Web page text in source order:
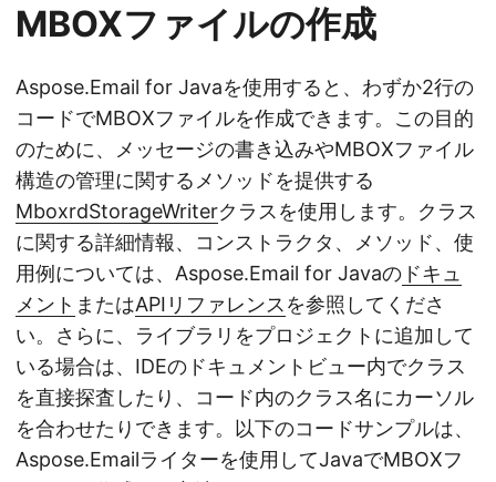
MBOXファイルの作成
Aspose.Email for Javaを使用すると、わずか2行の
コードでMBOXファイルを作成できます。この目的
のために、メッセージの書き込みやMBOXファイル
構造の管理に関するメソッドを提供する
MboxrdStorageWriterクラスを使用します。クラス
に関する詳細情報、コンストラクタ、メソッド、使
用例については、Aspose.Email for Javaの ドキュ
メント またはAPIリファレンス を参照してくださ
い。さらに、ライブラリをプロジェクトに追加して
いる場合は、IDEのドキュメントビュー内でクラス
を直接探査したり、コード内のクラス名にカーソル
を合わせたりできます。以下のコードサンプルは、
Aspose.Emailライターを使用してJavaでMBOXフ